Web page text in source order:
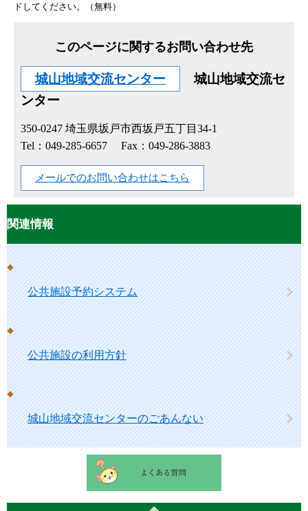
ドしてください。（無料）
このページに関するお問い合わせ先
城山地域交流センター
城山地域交流セ
ンター
350-0247 埼玉県坂戸市西坂戸五丁目34-1
Tel：049-285-6657
Fax：049-286-3883
メールでのお問い合わせはこちら
関連情報
公共施設予約システム
公共施設の利用方針
城山地域交流センターのごあんない